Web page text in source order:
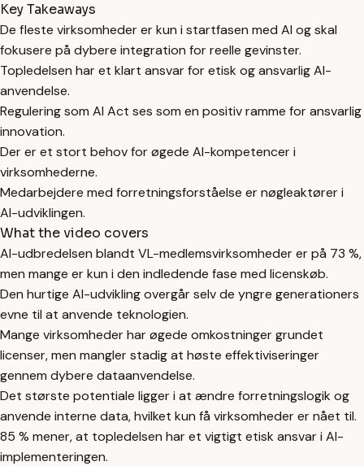
Key Takeaways
De fleste virksomheder er kun i startfasen med AI og skal
fokusere på dybere integration for reelle gevinster.
Topledelsen har et klart ansvar for etisk og ansvarlig AI-
anvendelse.
Regulering som AI Act ses som en positiv ramme for ansvarlig
innovation.
Der er et stort behov for øgede AI-kompetencer i
virksomhederne.
Medarbejdere med forretningsforståelse er nøgleaktører i
AI-udviklingen.
What the video covers
AI-udbredelsen blandt VL-medlemsvirksomheder er på 73 %,
men mange er kun i den indledende fase med licenskøb.
Den hurtige AI-udvikling overgår selv de yngre generationers
evne til at anvende teknologien.
Mange virksomheder har øgede omkostninger grundet
licenser, men mangler stadig at høste effektiviseringer
gennem dybere dataanvendelse.
Det største potentiale ligger i at ændre forretningslogik og
anvende interne data, hvilket kun få virksomheder er nået til.
85 % mener, at topledelsen har et vigtigt etisk ansvar i AI-
implementeringen.